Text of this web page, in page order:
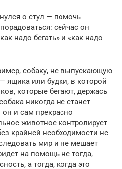
о стул — помочь
сейчас он
надо бегать» и «как надо
собаку, не выпускающую
ящика или будки, в которой
которые бегают, держась
никогда не станет
он и сам прекрасно
животное контролирует
крайней необходимости не
мир и не мешает
на помощь не тогда,
а тогда, когда это